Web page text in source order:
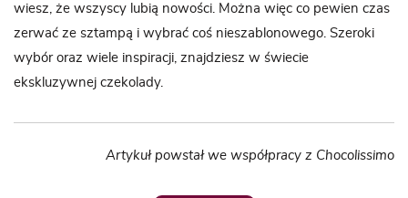
wiesz, że wszyscy lubią nowości. Można więc co pewien czas
zerwać ze sztampą i wybrać coś nieszablonowego. Szeroki
wybór oraz wiele inspiracji, znajdziesz w świecie
ekskluzywnej czekolady.
Artykuł powstał we współpracy z Chocolissimo